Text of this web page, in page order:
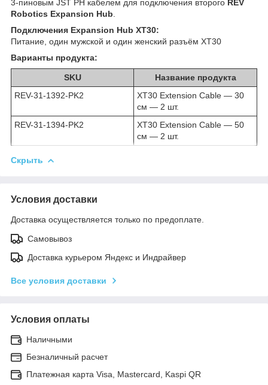
3-пиновым JST PH кабелем для подключения второго REV
Robotics Expansion Hub
Подключения Expansion Hub XT30:
Питание, один мужской и один женский разъём XT30
Варианты продукта:
SKU
Название продукта
REV-31-1392-PK2
XT30 Extension Cable — 30
см — 2 шт.
REV-31-1394-PK2
XT30 Extension Cable — 50
см — 2 шт.
Скрыть
Условия доставки
Доставка осуществляется только по предоплате.
Самовывоз
Доставка курьером Яндекс и Индрайвер
Все условия доставки
Условия оплаты
Наличными
Безналичный расчет
Платежная карта Visa, Mastercard, Kaspi QR